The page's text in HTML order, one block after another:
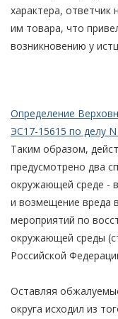
характера, ответчик
им товара, что
возникновению у
Определение
ЭС17-15615 по делу
Таким образом,
предусмотрено два
окружающей среде -
и возмещение вреда
мероприятий по
окружающей среды
Российской
Оставляя
округа исходил из